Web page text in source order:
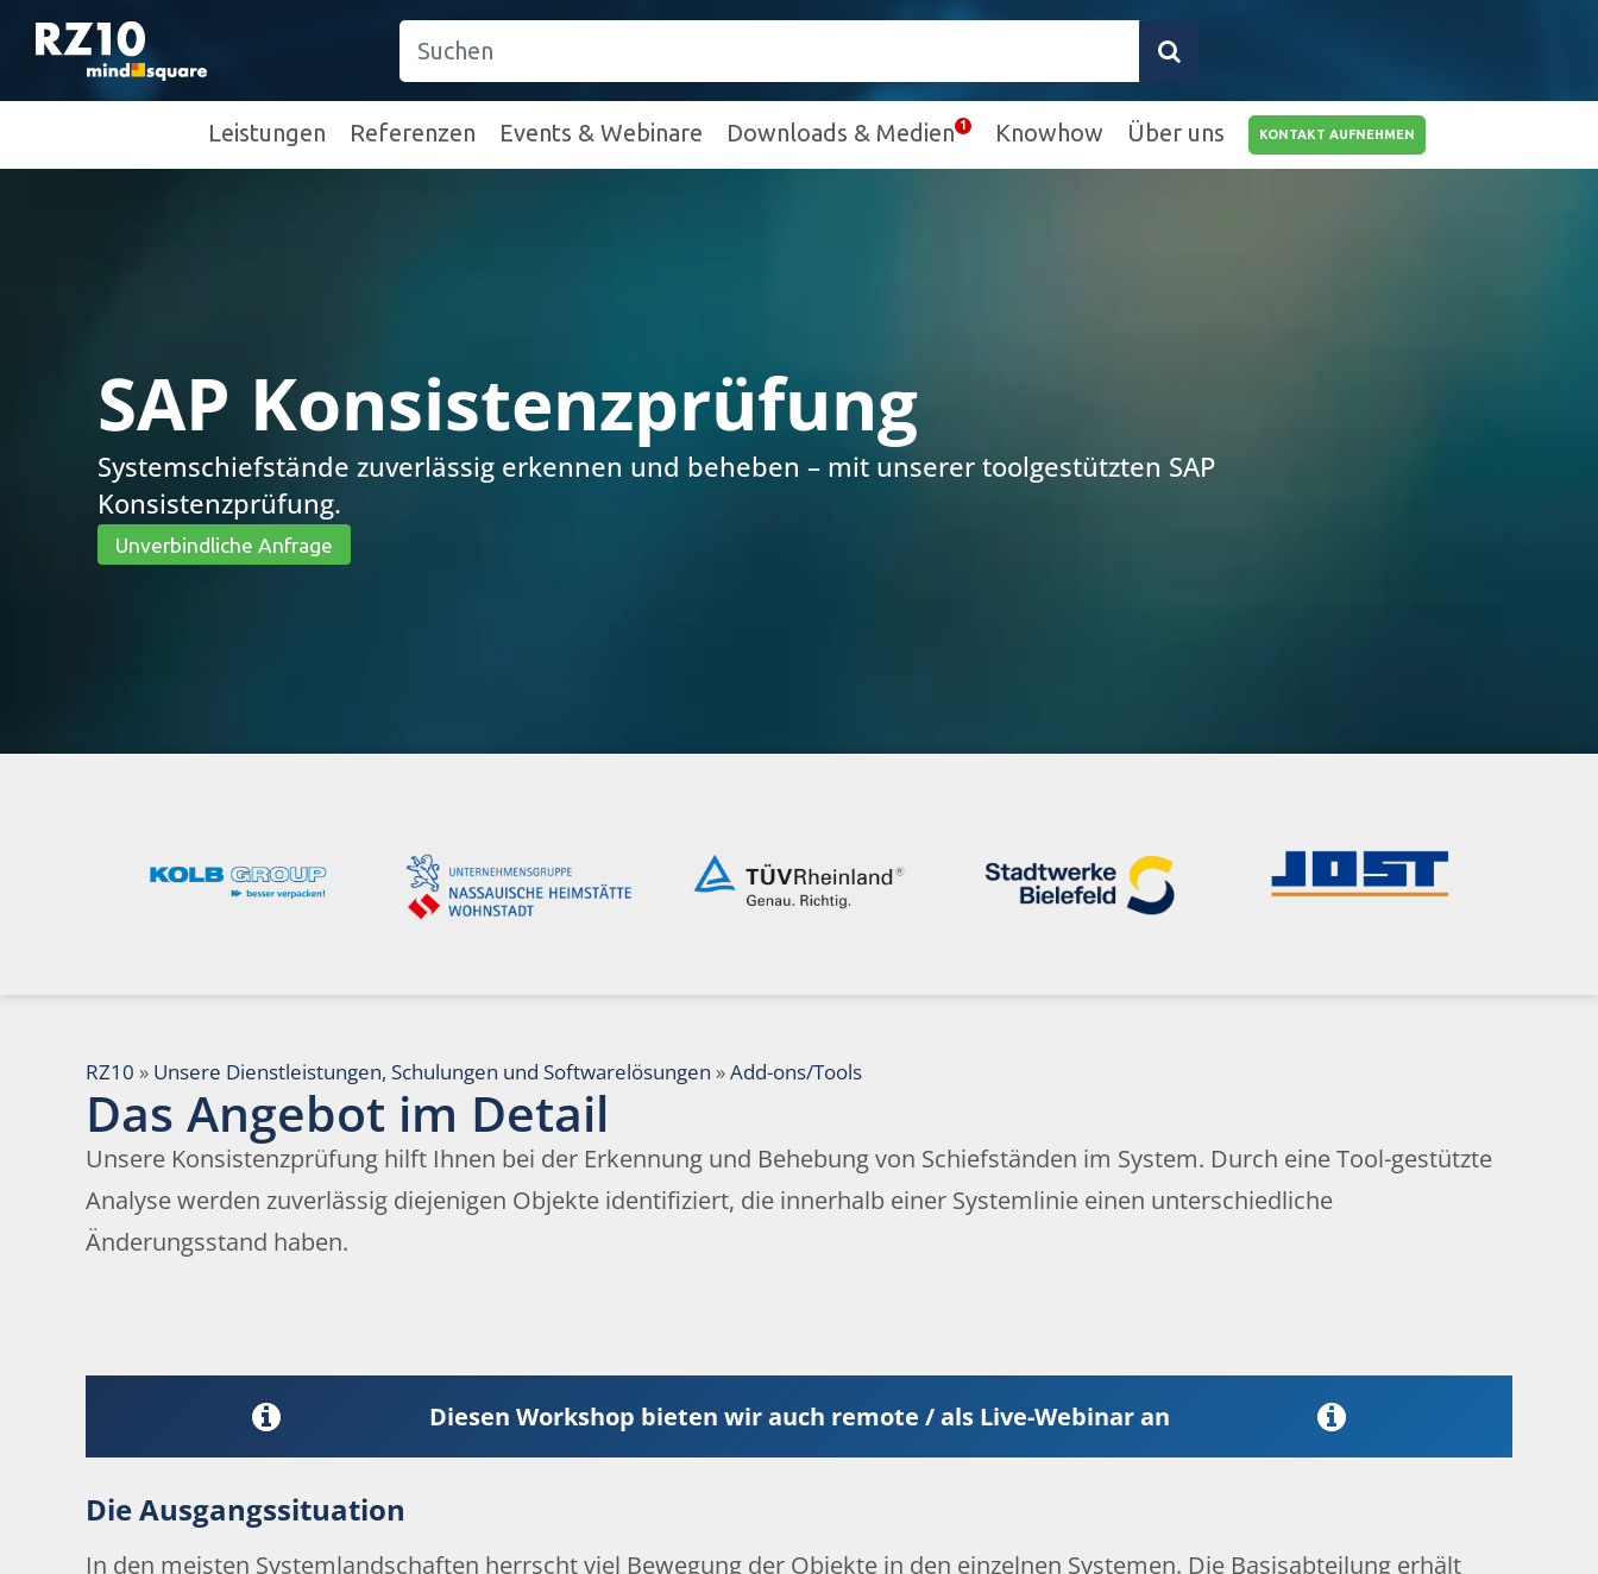
Leistungen Referenzen Events & Webinare Downloads & Medien Knowhow Über uns KONTAKT AUFNEHMEN
SAP Konsistenzprüfung
Systemschiefstände zuverlässig erkennen und beheben – mit unserer toolgestützten SAP
Konsistenzprüfung.
Unverbindliche Anfrage
RZ10 » Unsere Dienstleistungen, Schulungen und Softwarelösungen »Add-ons/Tools
Das Angebot im Detail
Unsere Konsistenzprüfung hilft Ihnen bei der Erkennung und Behebung von Schiefständen im System. Durch eine Tool-gestützte
Analyse werden zuverlässig diejenigen Objekte identifiziert, die innerhalb einer Systemlinie einen unterschiedliche
Änderungsstand haben.
Diesen Workshop bieten wir auch remote / als Live-Webinar an
Die Ausgangssituation
In den meisten Systemlandschaften herrscht viel Bewegung der Objekte in den einzelnen Systemen. Die Basisabteilung erhält